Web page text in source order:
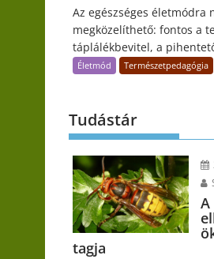
Az egészséges életmódra
megközelíthető: fontos a
táplálékbevitel, a
Életmód Természetpedagógia
Tudástár
A
tagja